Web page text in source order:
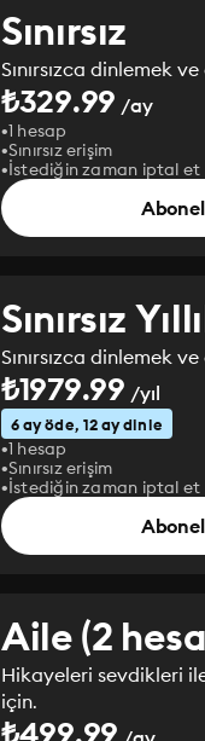
Sınırsız
Sınırsızca dinlemek
₺329.99 /ay
1 hesap
Sınırsız erişim
İstediğin zaman iptal et
Sınırsız
Sınırsızca dinlemek
₺1979.99 /yıl
6 ay öde, 12 ay dinle
1 hesap
Sınırsız erişim
İstediğin zaman iptal et
Aile (2
Hikayeleri sevdikleri
için.